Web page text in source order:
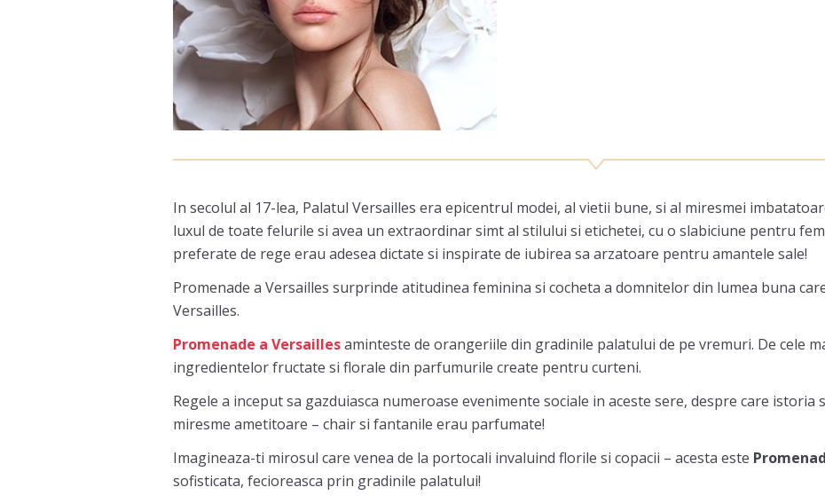
In secolul al 17-lea, Palatul Versailles era epicentrul modei, al vietii bune, si al miresmei
luxul de toate felurile si avea un extraordinar simt al stilului si etichetei, cu o slabiciune pentru
preferate de rege erau adesea dictate si inspirate de iubirea sa arzatoare pentru amantele sale!
Promenade a Versailles surprinde atitudinea feminina si cocheta a domnitelor din lumea buna
Versailles.
Promenade a Versaillesaminteste de orangeriile din gradinile palatului de pe vremuri. De cele
ingredientelor fructate si florale din parfumurile create pentru curteni.
Regele a inceput sa gazduiasca numeroase evenimente sociale in aceste sere, despre care istoria
miresme ametitoare – chair si fantanile erau parfumate!
Imagineaza-ti mirosul care venea de la portocali invaluind florile si copacii – acesta este
sofisticata, fecioreasca prin gradinile palatului!